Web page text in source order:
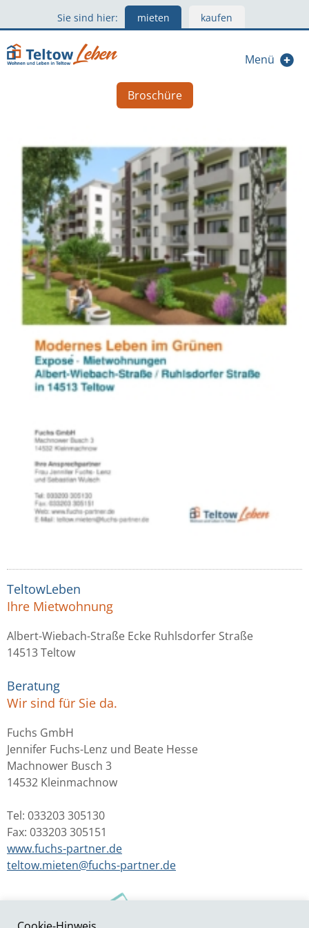
Sie sind hier: mieten kaufen
Menü
Broschüre
TeltowLeben
Ihre Mietwohnung
Albert-Wiebach-Straße Ecke Ruhlsdorfer Straße
14513 Teltow
Beratung
Wir sind für Sie da.
Fuchs GmbH
Jennifer Fuchs-Lenz und Beate Hesse
Machnower Busch 3
14532 Kleinmachnow
Tel: 033203 305130
Fax: 033203 305151
www.fuchs-partner.de
teltow.mieten@fuchs-partner.de